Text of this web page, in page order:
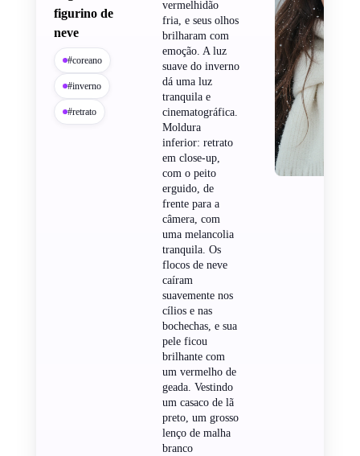
figurino de
neve
#coreano
#inverno
#retrato
vermelhidão
fria, e seus olhos
brilharam com
emoção. A luz
suave do inverno
dá uma luz
tranquila e
cinematográfica.
Moldura
inferior: retrato
em close-up,
com o peito
erguido, de
frente para a
câmera, com
uma melancolia
tranquila. Os
flocos de neve
caíram
suavemente nos
cílios e nas
bochechas, e sua
pele ficou
brilhante com
um vermelho de
geada. Vestindo
um casaco de lã
preto, um grosso
lenço de malha
branco